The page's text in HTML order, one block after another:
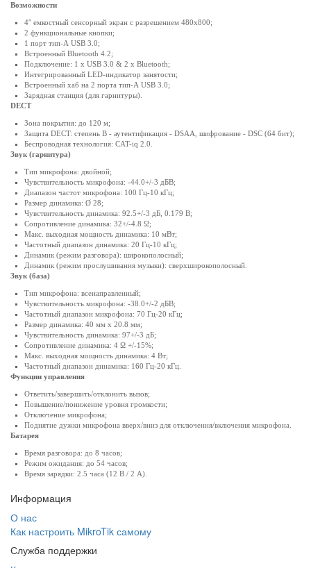
Возможности
4'' емкостный сенсорный экран с разрешением 480x800;
2 функциональные кнопки;
1 порт тип-А USB 3.0;
Встроенный Bluetooth 4.2;
Подключение: 1 x USB 3.0 & 2 x Bluetooth;
Интегрированный LED-индикатор занятости;
Встроенный хаб на 2 порта тип-А USB 3.0;
Зарядная станция (для гарнитуры).
DECT
Зона покрытия: до 120 м;
Защита DECT: степень B - аутентификация - DSAA, шифрование - DSC (64 бит);
Беспроводная технология: CAT-iq 2.0.
Звук (гарнитура)
Тип микрофона: двойной;
Чувствительность микрофона: -44.0+/-3 дБВ;
Диапазон частот микрофона: 100 Гц-10 кГц;
Размер динамика: Ø 28;
Чувствительность динамика: 92.5+/-3 дБ, 0.179 В;
Сопротивление динамика: 32+/-4.8 Ω;
Макс. выходная мощность динамика: 10 мВт;
Частотный диапазон динамика: 20 Гц-10 кГц;
Динамик (режим разговора): широкополосный;
Динамик (режим прослушивания музыки): сверхширокополосный.
Звук (база)
Тип микрофона: всенаправленный;
Чувствительность микрофона: -38.0+/-2 дБВ;
Частотный диапазон микрофона: 70 Гц-20 кГц;
Размер динамика: 40 мм х 20.8 мм;
Чувствительность динамика: 97+/-3 дБ;
Сопротивление динамика: 4 Ω +/-15%;
Макс. выходная мощность динамика: 4 Вт;
Частотный диапазон динамика: 160 Гц-20 кГц.
Функции управления
Ответить/завершить/отклонить вызов;
Повышение/понижение уровня громкости;
Отключение микрофона;
Поднятие дужки микрофона вверх/вниз для отключения/включения микрофона.
Батарея
Время разговора: до 8 часов;
Режим ожидания: до 54 часов;
Время зарядки: 2.5 часа (12 В / 2 A).
Информация
О нас
Как настроить MikroTik самому
Служба поддержки